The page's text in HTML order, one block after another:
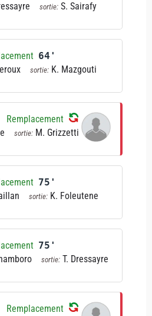
sortie: S. Sairafy
64'
sortie: K. Mazgouti
Remplacement
sortie: M. Grizzetti
75'
sortie: K. Foleutene
75'
sortie: T. Dressayre
Remplacement